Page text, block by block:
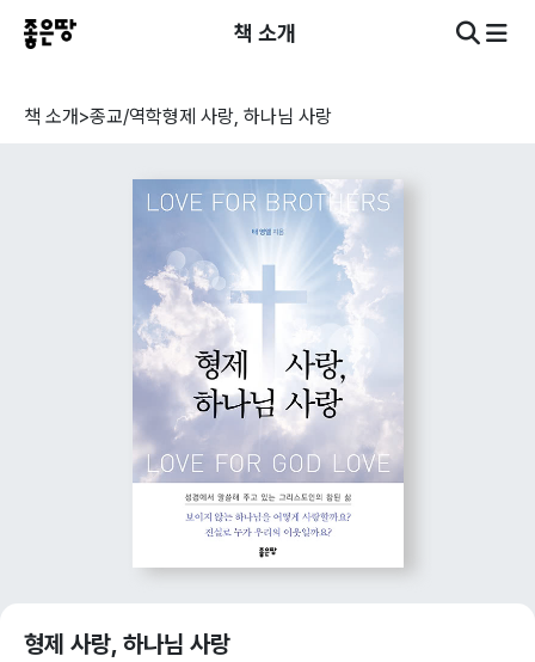
책 소개
책 소개>종교/역학형제 사랑, 하나님 사랑
형제 사랑, 하나님 사랑